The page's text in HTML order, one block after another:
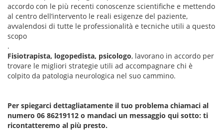
accordo con le più recenti conoscenze scientifiche e mettendo
al centro dell’intervento le reali esigenze del paziente,
avvalendosi di tutte le professionalità e tecniche utili a questo
scopo
.
Fisiotrapista, logopedista, psicologo, lavorano in accordo per
trovare le migliori strategie utili ad accompagnare chi è
colpito da patologia neurologica nel suo cammino.
Per spiegarci dettagliatamente il tuo problema chiamaci al
numero 06 86219112 o mandaci un messaggio qui sotto: ti
ricontatteremo al più presto.